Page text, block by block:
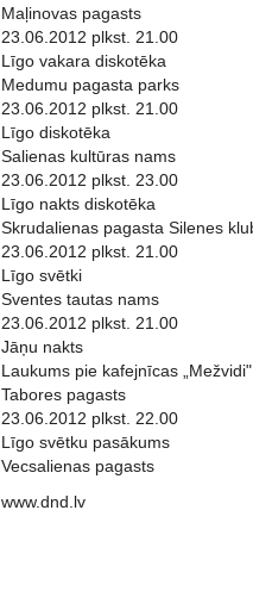
Maļinovas pagasts
23.06.2012 plkst. 21.00
Līgo vakara diskotēka
Medumu pagasta parks
23.06.2012 plkst. 21.00
Līgo diskotēka
Salienas kultūras nams
23.06.2012 plkst. 23.00
Līgo nakts diskotēka
Skrudalienas pagasta Silenes
23.06.2012 plkst. 21.00
Līgo svētki
Sventes tautas nams
23.06.2012 plkst. 21.00
Jāņu nakts
Laukums pie kafejnīcas „Mežvidi"
Tabores pagasts
23.06.2012 plkst. 22.00
Līgo svētku pasākums
Vecsalienas pagasts
www.dnd.lv